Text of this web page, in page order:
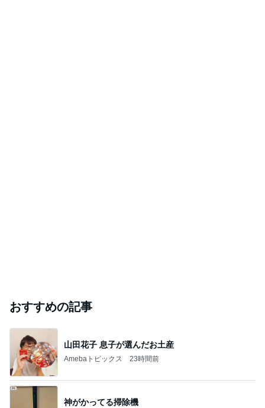
おすすめの記事
山田花子 息子が選んだお土産
Amebaトピックス 23時間前
神がかってる掃除機